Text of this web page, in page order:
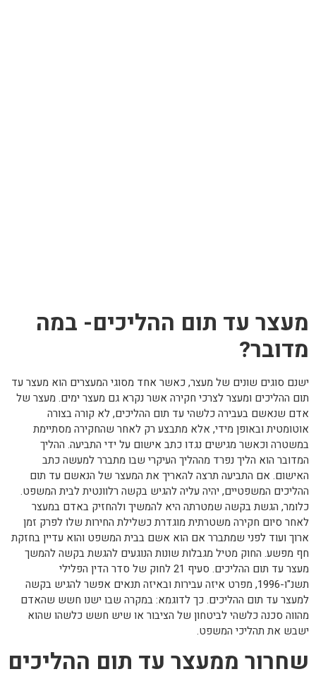
מעצר עד תום ההליכים- במה
מדובר?
ישנם סוגים שונים של מעצר, כאשר אחד מסוגי המעצרים הוא מעצר עד
תום ההליכים ומעצר לצרכי חקירה אשר נקרא גם מעצר ימים. מעצר של
אדם שנאשם בעבירה כלשהי עד תום ההליכים, לא קורה בצורה
אוטומטית ובאופן מידי, אלא מתבצע רק לאחר שהחקירה מסתיימת
במשטרה וכאשר מגישים נגדו כתב אישום על ידי התביעה. ההליך
המדובר הוא הליך נפרד מההליך העיקרי שבו מתברר למעשה כתב
האישום. אם התביעה תרצה להאריך את המעצר של הנאשם עד תום
ההליכים המשפטיים, יהיה עליה להגיש בקשה רלוונטית לבית המשפט.
כלומר, הגשת בקשה שמטרתה היא להמשיך ולהחזיק באדם במעצר
לאחר סיום חקירה משטרתית מוגדרת כשלילת החירות שלו לפרק זמן
ארוך ועוד לפני שמתברר אם הוא אשם בבית המשפט והוא עדיין בחזקת
חף מפשע. החוק מטיל מגבלות שונות הנוגעים להגשת בקשה להמשך
מעצר עד תום ההליכים. סעיף 21 לחוק של סדר הדין הפלילי
תשנ"ו-1996, מפרט איזה עבירות ובאיזה תנאים אפשר להגיש בקשה
למעצר עד תום ההליכים. כך לדוגמא: במקרה שבו ישנו חשש שהאדם
מהווה סכנה כלשהי לביטחון של הציבור או שיש חשש כלשהו שהוא
ישבש את תהליכי המשפט.
שחרור ממעצר עד תום ההליכים